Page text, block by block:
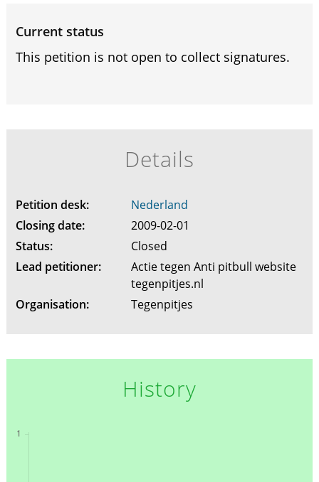
Current status
This petition is not open to collect signatures.
Details
Petition desk:
Nederland
Closing date:
2009-02-01
Status:
Closed
Lead petitioner:
Actie tegen Anti pitbull website
tegenpitjes.nl
Organisation:
Tegenpitjes
History